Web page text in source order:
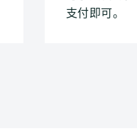
支付即可。